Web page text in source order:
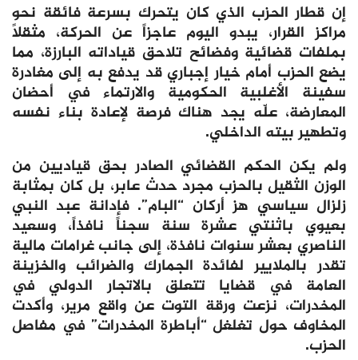
إن قطار الحزب الذي كان يتحرك بسرعة فائقة نحو
مراكز القرار، يبدو اليوم عاجزاً عن الحركة، مثقلاً
بملفات قضائية وفضائح تلاحق قياداته البارزة، مما
يضع الحزب أمام خيار إجباري قد يدفع به إلى مغادرة
سفينة الأغلبية الحكومية والارتماء في أحضان
المعارضة، علّه يجد هناك فرصة لإعادة بناء نفسه
وتطهير بيته الداخلي.
ولم يكن الحكم القضائي الصادر بحق قياديين من
الوزن الثقيل بالحزب مجرد حدث عابر، بل كان بمثابة
زلزال سياسي هز أركان “البام”. فإدانة عبد النبي
بعيوي باثنتي عشرة سنة سجناً نافذاً، وسعيد
الناصري بعشر سنوات نافذة، إلى جانب غرامات مالية
تقدر بالملايير لفائدة الجمارك والضرائب والخزينة
العامة في قضايا تتعلق بالاتجار الدولي في
المخدرات، نزعت ورقة التوت عن واقع مرير، وأكدت
المخاوف حول تغلغل “أباطرة المخدرات” في مفاصل
الحزب.